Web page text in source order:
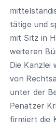
tätige und
mit Sitz in
weiteren
Die Kanzlei
von
unter der
Penatzer
firmiert die